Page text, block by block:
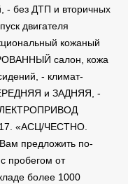
- без ДТП и вторичных
двигателя
кожаный
салон, кожа
- климат-
и ЗАДНЯЯ, -
«АСЦ/ЧЕСТНО.
предложить по-
пробегом от
более 1000